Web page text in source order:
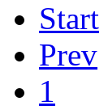
Start
Prev
1